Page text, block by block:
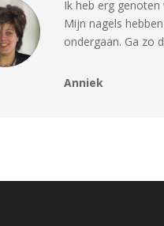
Ik heb erg
Mijn nagels
ondergaan. Ga zo
Anniek